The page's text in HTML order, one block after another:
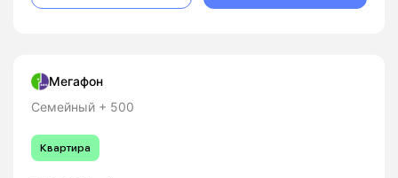
Мегафон
Семейный + 500
Квартира